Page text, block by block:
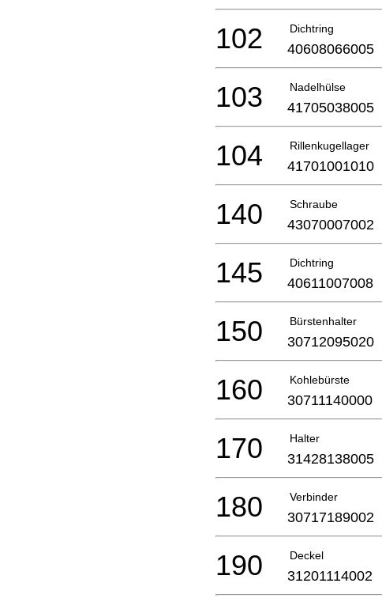
Dichtring
102 40608066005
Nadelhülse
103 41705038005
Rillenkugellager
104 41701001010
Schraube
140 43070007002
Dichtring
145 40611007008
Bürstenhalter
150 30712095020
Kohlebürste
160 30711140000
Halter
170 31428138005
Verbinder
180 30717189002
Deckel
190 31201114002